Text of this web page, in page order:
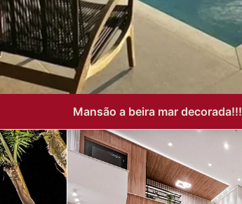
Mansão a beira mar decorada!!!